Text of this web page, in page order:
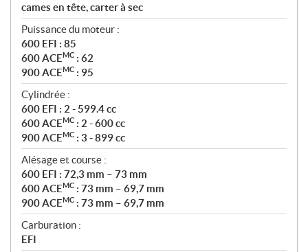
cames en tête, carter à sec
Puissance du moteur :
600 EFI : 85
600 ACEMC : 62
900 ACEMC : 95
Cylindrée :
600 EFI : 2 - 599.4 cc
600 ACEMC : 2 - 600 cc
900 ACEMC : 3 - 899 cc
Alésage et course :
600 EFI : 72,3 mm – 73 mm
600 ACEMC : 73 mm – 69,7 mm
900 ACEMC : 73 mm – 69,7 mm
Carburation :
EFI